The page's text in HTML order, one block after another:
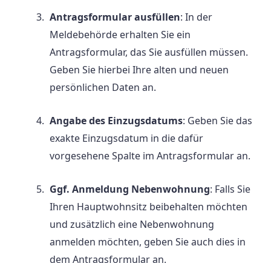
Antragsformular ausfüllen: In der
Meldebehörde erhalten Sie ein
Antragsformular, das Sie ausfüllen müssen.
Geben Sie hierbei Ihre alten und neuen
persönlichen Daten an.
Angabe des Einzugsdatums: Geben Sie das
exakte Einzugsdatum in die dafür
vorgesehene Spalte im Antragsformular an.
Ggf. Anmeldung Nebenwohnung: Falls Sie
Ihren Hauptwohnsitz beibehalten möchten
und zusätzlich eine Nebenwohnung
anmelden möchten, geben Sie auch dies in
dem Antragsformular an.